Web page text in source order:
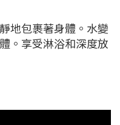
地包裹著身體。水變
。享受淋浴和深度放